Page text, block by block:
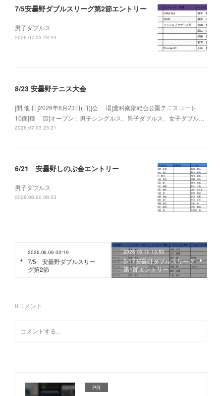
7/5安曇野ダブルスリーグ第2節エントリー
男子ダブルス
2026.07.03 23:44
8/23 安曇野テニス大会
[開 催 日]2026年8月23日(日)[会 場]豊科南部総合公園テニスコート
10面[種 目]オープン：男子シングルス、男子ダブルス、女子ダブル…
2026.07.03 23:21
6/21 安曇野しのぶ会エントリー
男子ダブルス
2026.06.20 06:53
2026.06.06 03:19
7/5 安曇野ダブルスリー
グ第2節
2026.05.10 13:50
5/17安曇野ダブルスリーグ
第1節エントリー
0コメント
PR